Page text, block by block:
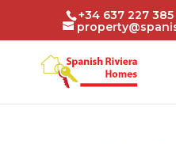
+34 637 227